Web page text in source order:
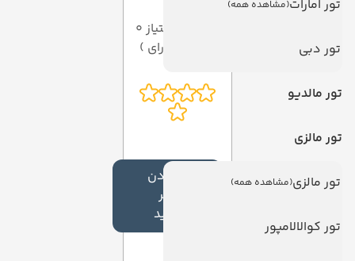
تور امارات(مشاهده همه)
تور دبی
تور مالدیو
تور مالزی
تور مالزی(مشاهده همه)
تور کوالالامپور
میانگین امتیاز 0
افزودن
نظر
جدید